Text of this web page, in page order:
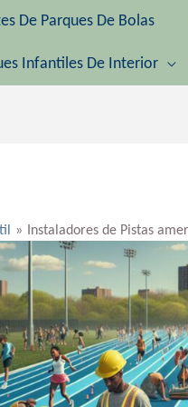
De Parques De Bolas
Infantiles De Interior
Instaladores de Pistas